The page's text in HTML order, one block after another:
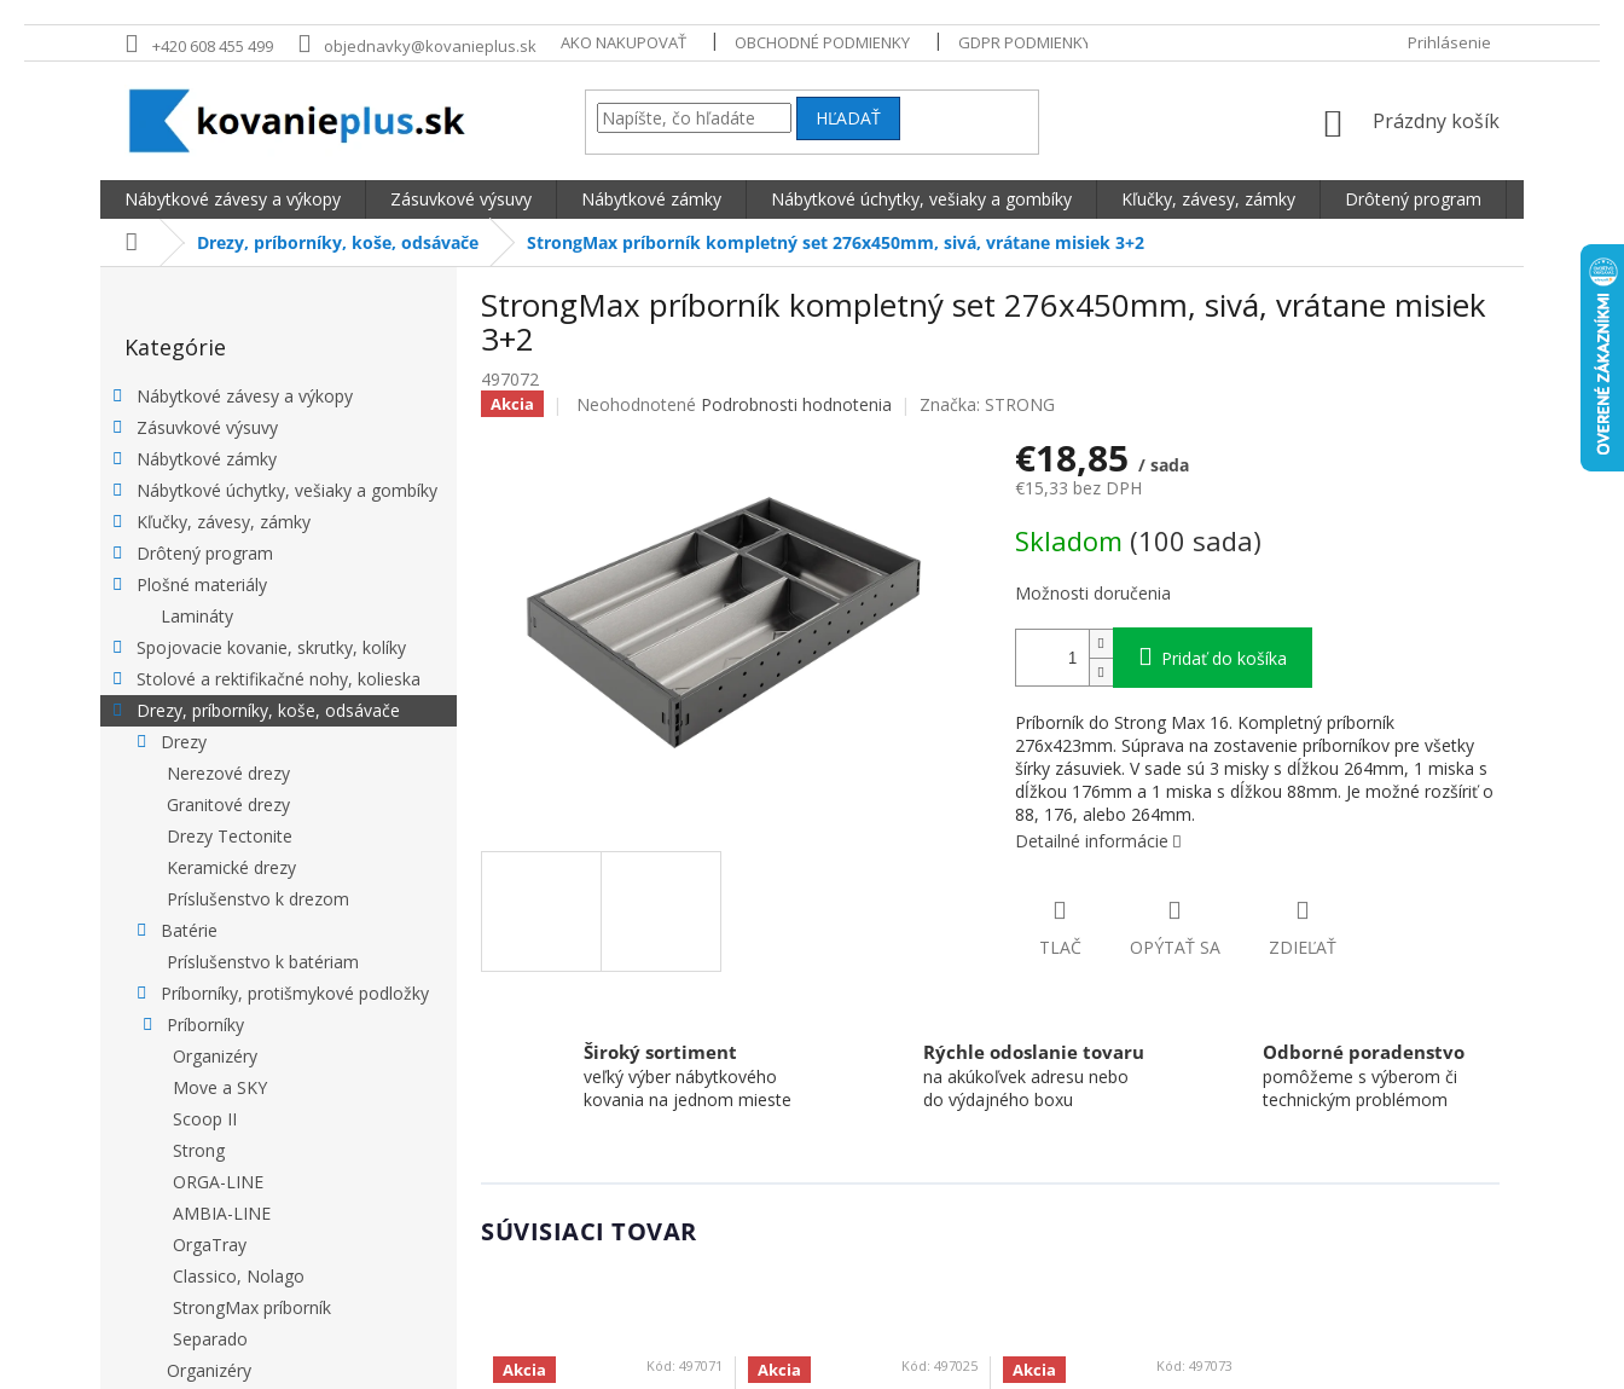
Prejsť na obsah +420 608 455 499 objednavky@kovanieplus.sk AKO NAKUPOVAŤ OBCHODNÉ PODMIENKY GDPR PODMIENKY OCHRANY OSOBNÝCH ÚDAJOV DOPRAVA A PLATBA
Prihlásenie
HĽADAŤ NÁKUPNÝ KOŠÍK
Prázdny košík
Nábytkové závesy a výkopy Zásuvkové výsuvy Nábytkové zámky Nábytkové úchytky, vešiaky a gombíky Kľučky, závesy, zámky Drôtený program
DomovDrezy, príborníky, koše, odsávače StrongMax príborník kompletný set 276x450mm, sivá, vrátane misiek 3+2
BOČNÝ PANEL
Kategórie
Nábytkové závesy a výkopy
Zásuvkové výsuvy
Nábytkové zámky
Nábytkové úchytky, vešiaky a gombíky
Kľučky, závesy, zámky
Drôtený program
Plošné materiály
Lamináty
Spojovacie kovanie, skrutky, kolíky
Stolové a rektifikačné nohy, kolieska
Drezy, príborníky, koše, odsávače
Drezy
Nerezové drezy
Granitové drezy
Drezy Tectonite
Keramické drezy
Príslušenstvo k drezom
Batérie
Príslušenstvo k batériam
Príborníky, protišmykové podložky
Príborníky
Organizéry
Move a SKY
Scoop II
Strong
ORGA-LINE
AMBIA-LINE
OrgaTray
Classico, Nolago
StrongMax príborník
Separado
Organizéry
StrongMax príborník kompletný set 276x450mm, sivá, vrátane misiek
3+2
497072
Akcia Priemerné hodnotenie produktu je 0,0 z 5 hviezdičiek.
Neohodnotené Podrobnosti hodnotenia Značka: STRONG
€18,85 / sada
€15,33 bez DPH
Skladom (100 sada)
Možnosti doručenia
Pridať do košíka
Príborník do Strong Max 16. Kompletný príborník
276x423mm. Súprava na zostavenie príborníkov pre všetky
šírky zásuviek. V sade sú 3 misky s dĺžkou 264mm, 1 miska s
dĺžkou 176mm a 1 miska s dĺžkou 88mm. Je možné rozšíriť o
88, 176, alebo 264mm.
Detailné informácie
TLAČ OPÝTAŤ SA ZDIEĽAŤ
Široký sortiment
veľký výber nábytkového
kovania na jednom mieste
Rýchle odoslanie tovaru
na akúkoľvek adresu nebo
do výdajného boxu
Odborné poradenstvo
pomôžeme s výberom či
technickým problémom
SÚVISIACI TOVAR
Akcia Kód: 497071 Akcia Kód: 497025 Akcia Kód:497073